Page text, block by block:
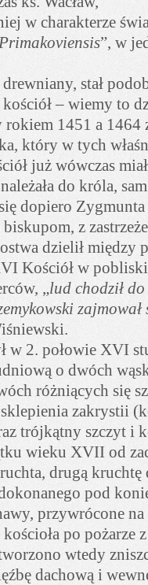
w charakterze
”, w
stał
– wiemy to
1451 a 1464
który w tych
już wówczas
do króla,
dopiero
z
dzielił między
Kościół w
„lud chodził
zajmował
w 2. połowie XVI
o dwóch
różniących się
zakrystii
trójkątny szczyt i
wieku XVII od
drugą
pod
przywrócone
po pożarze
wtedy
dachową i